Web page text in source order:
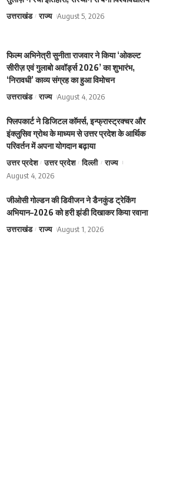
उत्तराखंड राज्य August 5, 2026
फिल्म अभिनेत्री सुनीता राजवार ने किया ‘ओकल्ट
सीरीज़ एवं गुलाबो अवॉर्ड्स 2026’ का शुभारंभ,
‘निरावधी’ काव्य संग्रह का हुआ विमोचन
उत्तराखंड राज्य August 4, 2026
फ्लिपकार्ट ने डिजिटल कॉमर्स, इन्फ्रास्ट्रक्चर और
इंक्लुसिव ग्रोथ के माध्यम से उत्तर प्रदेश के आर्थिक
परिवर्तन में अपना योगदान बढ़ाया
उत्तर प्रदेश उत्तर प्रदेश दिल्ली
राज्य
August 4, 2026
जीओसी गोल्डन की डिवीजन ने डैनकुंड ट्रेकिंग
अभियान–2026 को हरी झंडी दिखाकर किया रवाना
उत्तराखंड राज्य August 1, 2026